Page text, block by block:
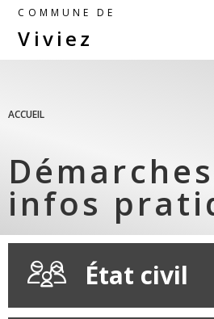
COMMUNE DE
Viviez
ACCUEIL
infos
État civil